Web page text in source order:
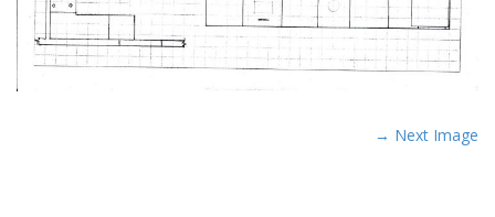
P
Next Image →